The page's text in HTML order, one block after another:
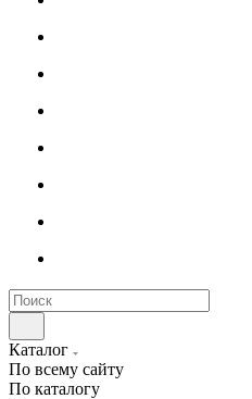
Каталог
По всему сайту
По каталогу